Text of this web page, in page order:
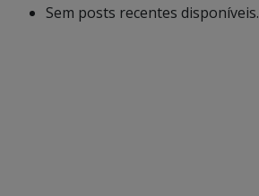
Sem posts recentes disponíveis.